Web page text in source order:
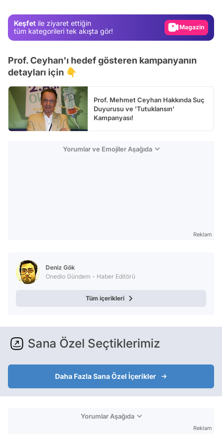
Keşfet ile ziyaret ettiğin
tüm kategorileri tek akışta gör!
Magazin
Test
Prof. Ceyhan'ı hedef gösteren kampanyanın
detayları için 👇
Prof. Mehmet Ceyhan Hakkında Suç
Duyurusu ve 'Tutuklansın'
Kampanyası!
Yorumlar ve Emojiler Aşağıda
Reklam
Deniz Gök
Onedio Gündem - Haber Editörü
Tüm içerikleri
Sana Özel Seçtiklerimiz
Daha Fazla Sana Özel İçerikler
Yorumlar Aşağıda
Reklam